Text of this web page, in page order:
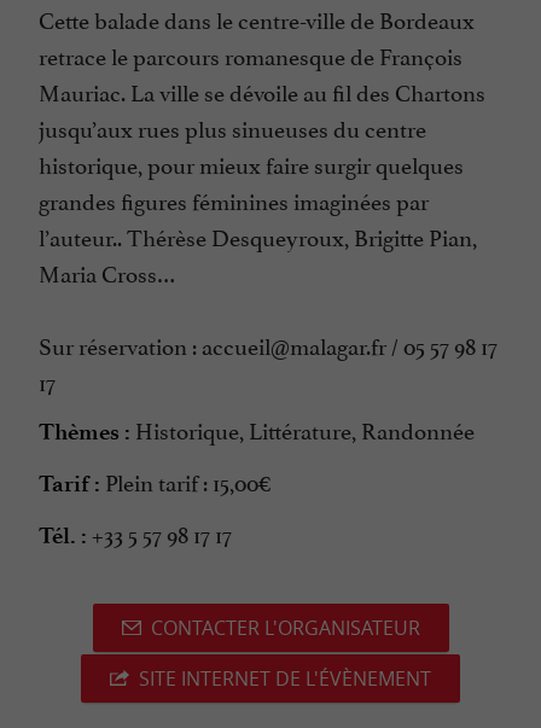
Cette balade dans le centre-ville de Bordeaux
retrace le parcours romanesque de François
Mauriac. La ville se dévoile au fil des Chartons
jusqu’aux rues plus sinueuses du centre
historique, pour mieux faire surgir quelques
grandes figures féminines imaginées par
l’auteur.. Thérèse Desqueyroux, Brigitte Pian,
Maria Cross…
Sur réservation : accueil@malagar.fr / 05 57 98 17
17
Thèmes : Historique, Littérature, Randonnée
Tarif : Plein tarif : 15,00€
Tél. : +33 5 57 98 17 17
CONTACTER L'ORGANISATEUR
SITE INTERNET DE L'ÉVÈNEMENT